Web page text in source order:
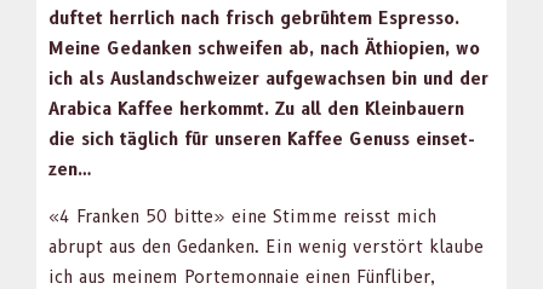
duftet her­rlich nach frisch gebrühtem Espres­so.
Meine Gedanken schweifen ab, nach Äthiopi­en, wo
ich als Aus­land­schweiz­er aufgewach­sen bin und der
Ara­bi­ca Kaf­fee herkommt. Zu all den Klein­bauern
die sich täglich für unseren Kaf­fee Genuss ein­set­
zen…
«4 Franken 50 bitte» eine Stimme reisst mich
abrupt aus den Gedanken. Ein wenig ver­stört klaube
ich aus meinem Porte­mon­naie einen Fün­fliber,